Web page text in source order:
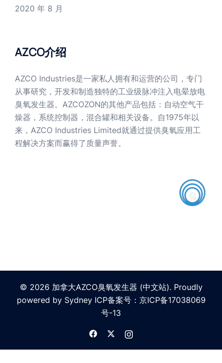
2020 年 8 月
AZCO介绍
AZCO Industries是一家私人拥有和运营的公司，专门
从事研究，开发和制造独特的工业级脉冲注入电晕放电
臭氧发生器。AZCOZON的其他产品包括：自动空气干
燥器，系统控制器，混合罐和相关设备。自1975年以
来，AZCO Industries Limited就通过提供臭氧应用工
程解决方案而赢得了质量声誉。
© 2026 加拿大AZCO臭氧发生器 (中文站). Proudly
powered by SydneyICP备案号： 京ICP备17038069
号-13